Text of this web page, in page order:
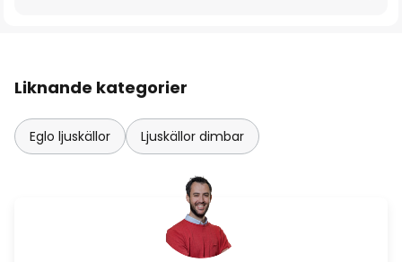
Liknande kategorier
Eglo ljuskällor Ljuskällor dimbar